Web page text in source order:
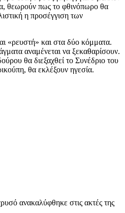
θεωρούν πως το φθινόπωρο θα
η προσέγγιση των
«ρευστή» και στα δύο κόμματα.
αναμένεται να ξεκαθαρίσουν.
θα διεξαχθεί το Συνέδριο του
θα εκλέξουν ηγεσία.